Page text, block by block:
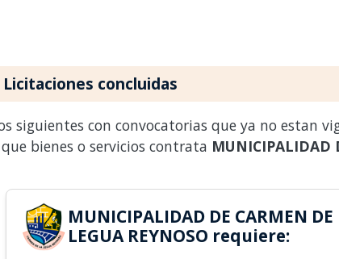
Licitaciones concluidas
siguientes con convocatorias que ya no estan
bienes o servicios contrata MUNICIPALIDAD
MUNICIPALIDAD DE CARMEN DE
LEGUA REYNOSO requiere: